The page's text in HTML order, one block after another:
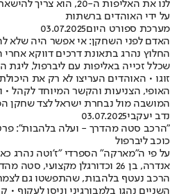
על ידי האוהדים ברשתות
מערכת ספורט היום03.07.2025
האדם לפני השחקן: אי אפשר היה שלא
החלוץ נהרג בתאונת דרכים דווקא
שכלל זכייה באליפות עם ליברפול, ליגת
זוגו • האוהדים העריצו לא רק את
האופי, הצניעות והקשר המיוחד לקהל •
המושבה מול נבחרת ישראל לצד שחקן
נדב יעקבי03.07.2025
"הרכב סטה מהדרך - ועלה בלהבות":
כוכב ליברפול
על פי ה"מארקה" הספרדי "ז'וטה נהרג
אנדרה, בן 26 וכדורגלן
הרכב נעטף בלהבות, שהתפשטו גם
השניים נהגו בלמבורגיני וניסו לעקוף